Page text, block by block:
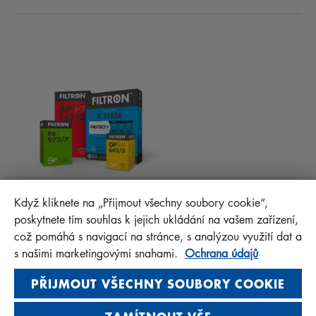
FAQ
MANN+HUMMEL FT Poland
Sp. z o. o. Sp. k.
ul. Wrocławska 145, 63-800 GOSTYŃ, POLAND
Privacy Statement
Imprint
Když kliknete na „Přijmout všechny soubory cookie“,
poskytnete tím souhlas k jejich ukládání na vašem zařízení,
což pomáhá s navigací na stránce, s analýzou využití dat a
s našimi marketingovými snahami. Ochrana údajů
PŘIJMOUT VŠECHNY SOUBORY COOKIE